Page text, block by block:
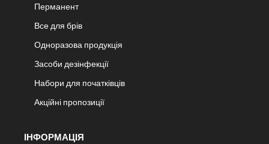
Перманент
Все для брів
Одноразова продукція
Засоби дезінфекції
Набори для початківців
Акційні пропозиції
ІНФОРМАЦІЯ